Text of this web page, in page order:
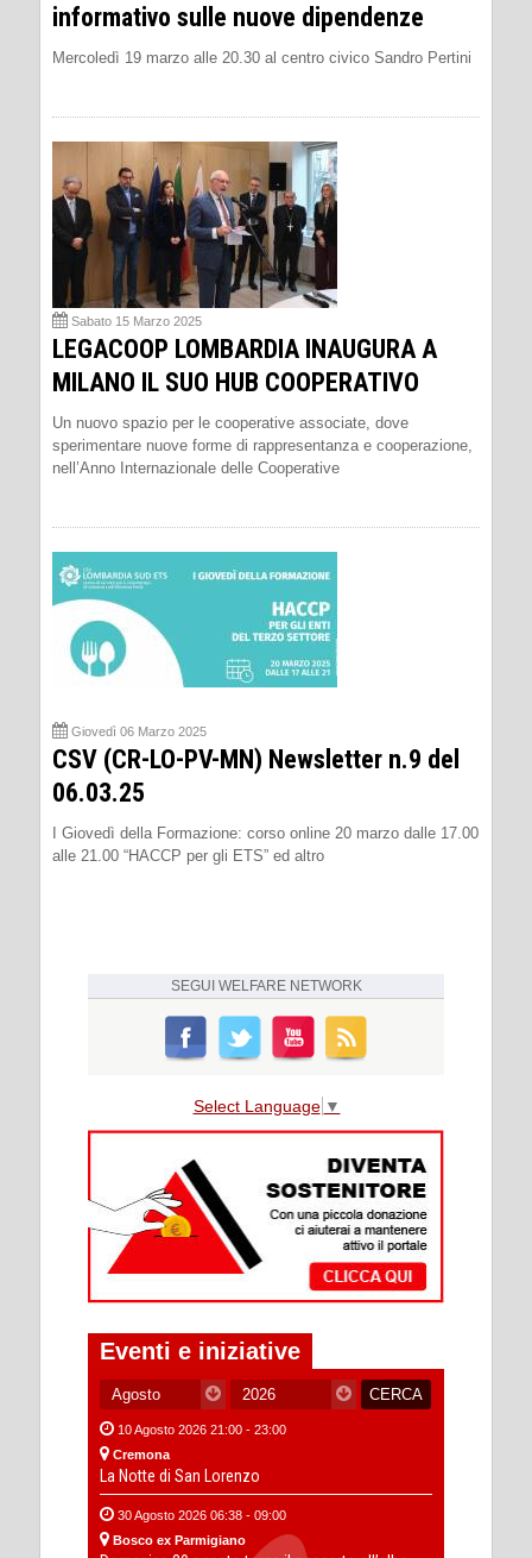
informativo sulle nuove dipendenze
Mercoledì 19 marzo alle 20.30 al centro civico Sandro Pertini
Sabato 15 Marzo 2025
LEGACOOP LOMBARDIA INAUGURA A
MILANO IL SUO HUB COOPERATIVO
Un nuovo spazio per le cooperative associate, dove
sperimentare nuove forme di rappresentanza e cooperazione,
nell’Anno Internazionale delle Cooperative
Giovedì 06 Marzo 2025
CSV (CR-LO-PV-MN) Newsletter n.9 del
06.03.25
I Giovedì della Formazione: corso online 20 marzo dalle 17.00
alle 21.00 “HACCP per gli ETS” ed altro
SEGUI WELFARE NETWORK
Select Language ▼
Eventi e iniziative
10 Agosto 2026 21:00 - 23:00
Cremona
La Notte di San Lorenzo
30 Agosto 2026 06:38 - 09:00
Bosco ex Parmigiano